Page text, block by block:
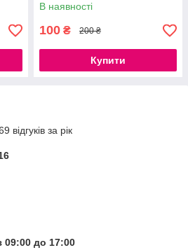
В наявності
100 ₴ 200 ₴
Купити
відгуків за рік
09:00 до 17:00